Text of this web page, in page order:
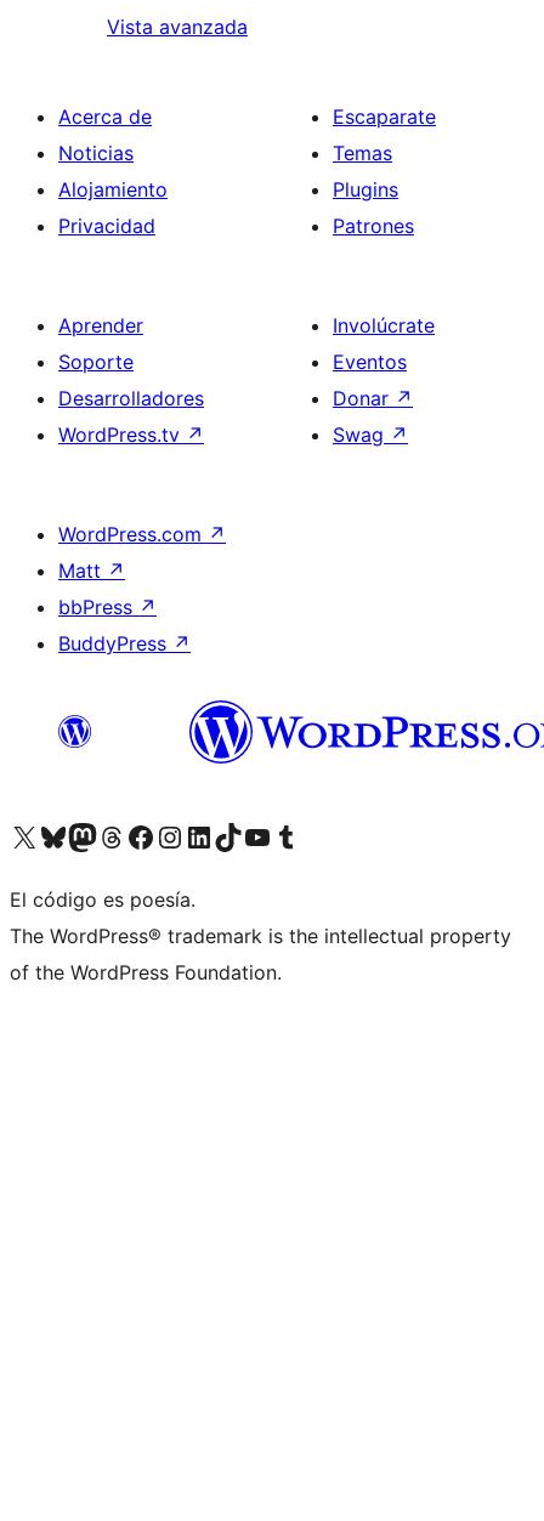
Vista avanzada
Acerca de
Noticias
Alojamiento
Privacidad
Escaparate
Temas
Plugins
Patrones
Aprender
Soporte
Desarrolladores
WordPress.tv ↗
Involúcrate
Eventos
Donar ↗
Swag ↗
WordPress.com ↗
Matt ↗
bbPress ↗
BuddyPress ↗
Visita nuestra cuenta de X (anteriormente Twitter)
Visit our Bluesky account
Visit our Mastodon account
Visit our Threads account
Visita nuestra página de Facebook
Visita nuestra cuenta de Instagram
Visita nuestra cuenta de LinkedIn
Visit our TikTok account
Visita nuestro canal de YouTube
Visit our Tumblr account
El código es poesía.
The WordPress® trademark is the intellectual property
of the WordPress Foundation.